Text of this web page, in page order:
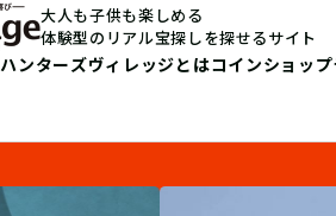
大人も子供も楽しめる
体験型のリアル宝探しを探せるサイト
ハンターズヴィレッジとはコインショップ